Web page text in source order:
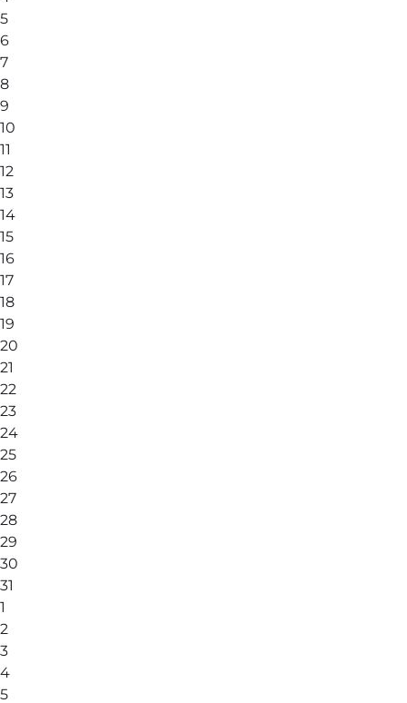
5
6
7
8
9
10
11
12
13
14
15
16
17
18
19
20
21
22
23
24
25
26
27
28
29
30
31
1
2
3
4
5